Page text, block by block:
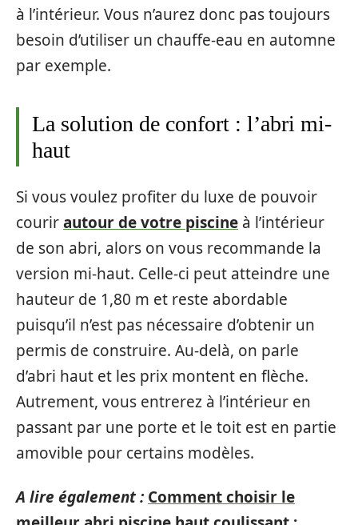
à l’intérieur. Vous n’aurez donc pas toujours
besoin d’utiliser un chauffe-eau en automne
par exemple.
La solution de confort : l’abri mi-
haut
Si vous voulez profiter du luxe de pouvoir
courirautour de votre piscine à l’intérieur
de son abri, alors on vous recommande la
version mi-haut. Celle-ci peut atteindre une
hauteur de 1,80 m et reste abordable
puisqu’il n’est pas nécessaire d’obtenir un
permis de construire. Au-delà, on parle
d’abri haut et les prix montent en flèche.
Autrement, vous entrerez à l’intérieur en
passant par une porte et le toit est en partie
amovible pour certains modèles.
A lire également : Comment choisir le